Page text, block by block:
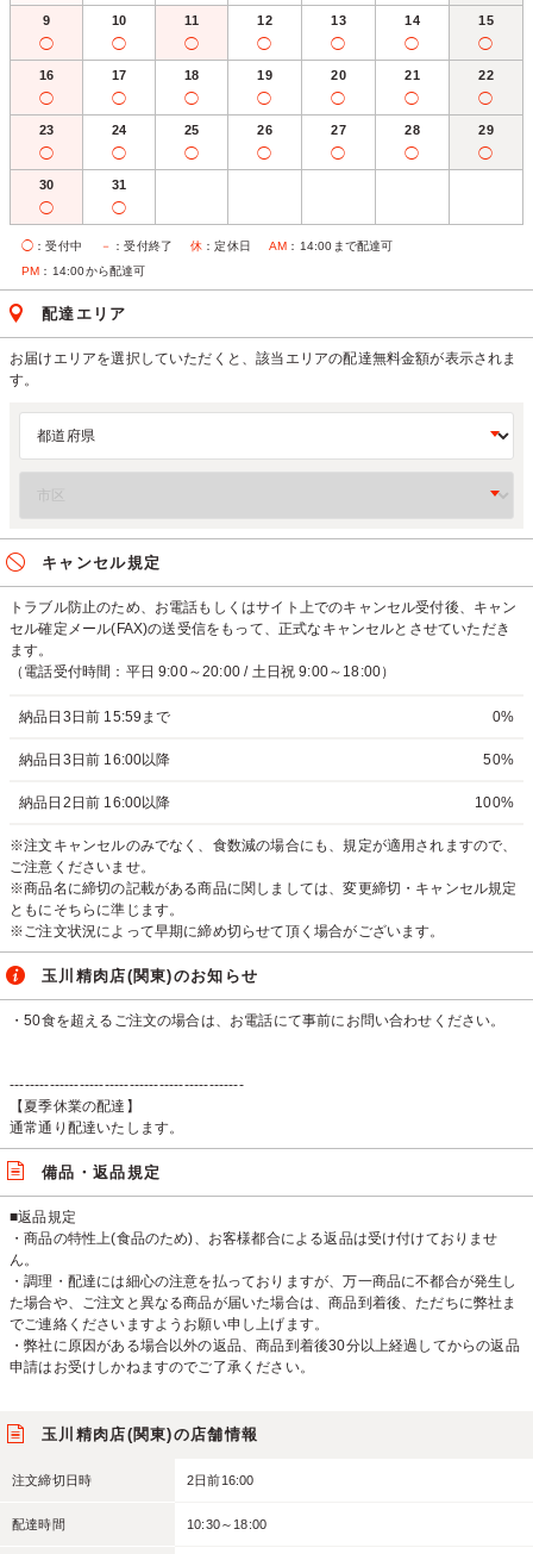
9
◯
10
◯
11
◯
12
◯
13
◯
14
◯
15
◯
16
◯
17
◯
18
◯
19
◯
20
◯
21
◯
22
◯
23
◯
24
◯
25
◯
26
◯
27
◯
28
◯
29
◯
30
◯
31
◯
◯ ：受付中 － ：受付終了 休 ：定休日 AM ：14:00まで配達可
PM ：14:00から配達可
配達エリア
お届けエリアを選択していただくと、該当エリアの配達無料金額が表示されま
す。
キャンセル規定
トラブル防止のため、お電話もしくはサイト上でのキャンセル受付後、キャン
セル確定メール(FAX)の送受信をもって、正式なキャンセルとさせていただき
ます。
（電話受付時間：平日 9:00～20:00 / 土日祝 9:00～18:00）
納品日3日前 15:59まで 0%
納品日3日前 16:00以降 50%
納品日2日前 16:00以降 100%
※注文キャンセルのみでなく、食数減の場合にも、規定が適用されますので、
ご注意くださいませ。
※商品名に締切の記載がある商品に関しましては、変更締切・キャンセル規定
ともにそちらに準じます。
※ご注文状況によって早期に締め切らせて頂く場合がございます。
玉川精肉店(関東)のお知らせ
・50食を超えるご注文の場合は、お電話にて事前にお問い合わせください。
-----------------------------------------------
【夏季休業の配達】
通常通り配達いたします。
備品・返品規定
■返品規定
・商品の特性上(食品のため)、お客様都合による返品は受け付けておりませ
ん。
・調理・配達には細心の注意を払っておりますが、万一商品に不都合が発生し
た場合や、ご注文と異なる商品が届いた場合は、商品到着後、ただちに弊社ま
でご連絡くださいますようお願い申し上げます。
・弊社に原因がある場合以外の返品、商品到着後30分以上経過してからの返品
申請はお受けしかねますのでご了承ください。
玉川精肉店(関東)の店舗情報
注文締切日時 2日前16:00
配達時間 10:30～18:00